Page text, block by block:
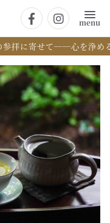
menu
参拝に寄せて──心を浄め